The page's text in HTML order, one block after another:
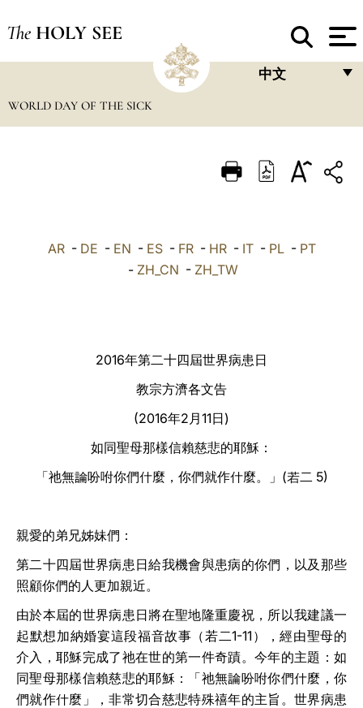
The HOLY SEE
中文
ITALIANO
中文
WORLD DAY OF THE SICK
AR- DE - EN - ES- FR- HR- IT- PL- PT
- ZH_CN - ZH_TW
2016年第二十四屆世界病患日
教宗方濟各文告
(2016年2月11日)
如同聖母那樣信賴慈悲的耶穌：
「祂無論吩咐你們什麼，你們就作什麼。
」(若二 5)
親愛的弟兄姊妹們：
第二十四屆世界病患日給我機會與患病的你們，以及那些
照顧你們的人更加親近。
由於本屆的世界病患日將在聖地隆重慶祝，所以我建議一
起默想加納婚宴這段福音故事（若二1-11 ），經由聖母的
介入，耶穌完成了祂在世的第一件奇蹟。今年的主題： 如
同聖母那樣信賴慈悲的耶穌 ：「祂無論吩咐你們什麼，你
們就作什麼 」，非常切合慈悲特殊禧年的主旨。世界病患